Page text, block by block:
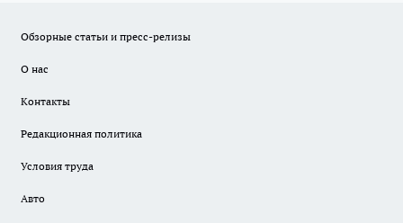
Обзорные статьи и пресс-релизы
О нас
Контакты
Редакционная политика
Условия труда
Авто